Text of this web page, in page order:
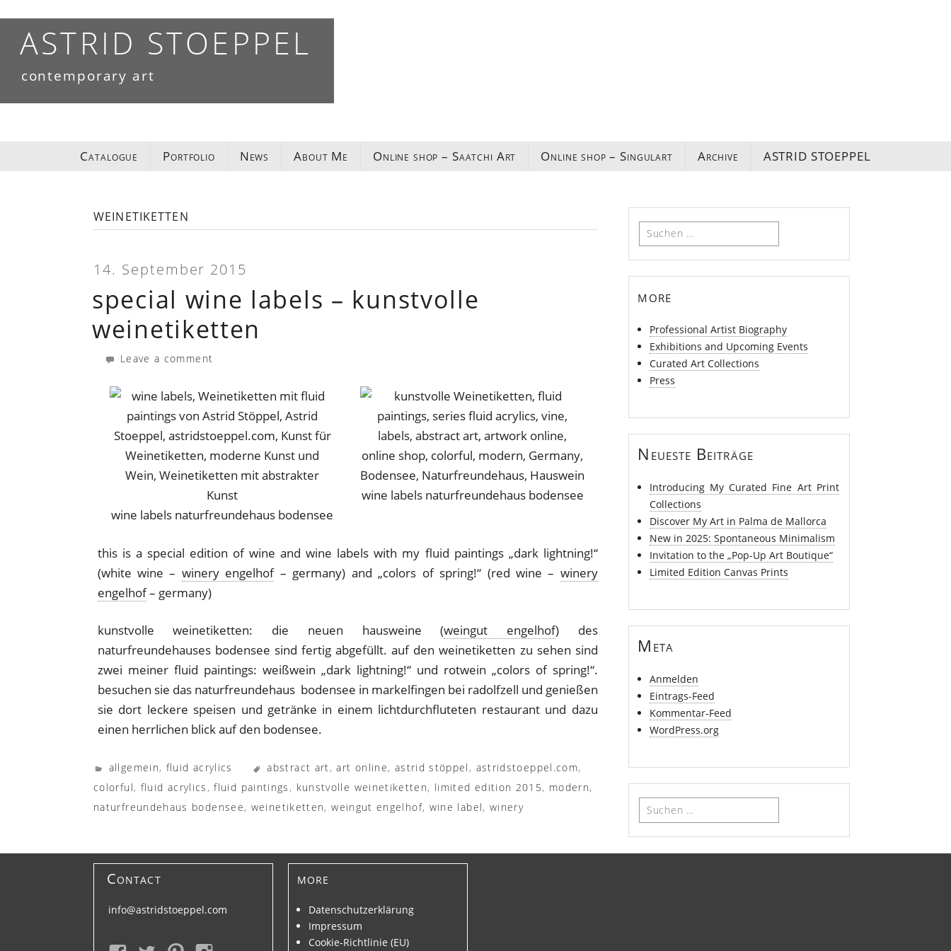
contentASTRID STOEPPEL
contemporary art
Catalogue Portfolio News About Me Online shop – Saatchi Art Online shop – Singulart Archive ASTRID STOEPPEL
weinetiketten
14. September 2015
special wine labels – kunstvolle
weinetiketten
Leave a comment
wine labels naturfreundehaus bodensee
wine labels naturfreundehaus bodensee
this is a special edition of wine and wine labels with my fluid paintings „dark lightning!“
(white wine – winery engelhof– germany) and „colors of spring!“ (red wine – winery
engelhof– germany)
kunstvolle weinetiketten: die neuen hausweine (weingut engelhof) des
naturfreundehauses bodensee sind fertig abgefüllt. auf den weinetiketten zu sehen sind
zwei meiner fluid paintings: weißwein „dark lightning!“ und rotwein „colors of spring!“.
besuchen sie das naturfreundehaus bodensee in markelfingen bei radolfzell und genießen
sie dort leckere speisen und getränke in einem lichtdurchfluteten restaurant und dazu
einen herrlichen blick auf den bodensee.
allgemein, fluid acrylics abstract art,art online, astrid stöppel , astridstoeppel.com,
colorful, fluid acrylics ,fluid paintings , kunstvolle weinetiketten, limited edition 2015, modern,
naturfreundehaus bodensee, weinetiketten,weingut engelhof, wine label, winery
Suchen
nach:
more
Professional Artist Biography
Exhibitions and Upcoming Events
Curated Art Collections
Press
Neueste Beiträge
Introducing My Curated Fine Art Print
Collections
Discover My Art in Palma de Mallorca
New in 2025: Spontaneous Minimalism
Invitation to the „Pop-Up Art Boutique“
Limited Edition Canvas Prints
Meta
Anmelden
Eintrags-Feed
Kommentar-Feed
WordPress.org
Suchen
nach:
Contact
info@astridstoeppel.com
more
Datenschutzerklärung
Impressum
Cookie-Richtlinie (EU)